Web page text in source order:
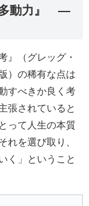
多動力』 ―
』（グレッグ・
）の稀有な点は
すべきか良く考
張されていると
って人生の本質
れを選び取り、
く」ということ